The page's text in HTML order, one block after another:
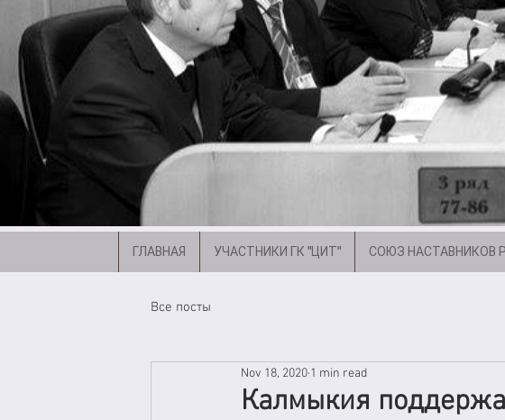
Все посты
Калмыкия
Nov 18, 2020 1 min read
ГЛАВНАЯ УЧАСТНИКИ ГК "ЦИТ" СОЮЗ НАСТАВНИКОВ